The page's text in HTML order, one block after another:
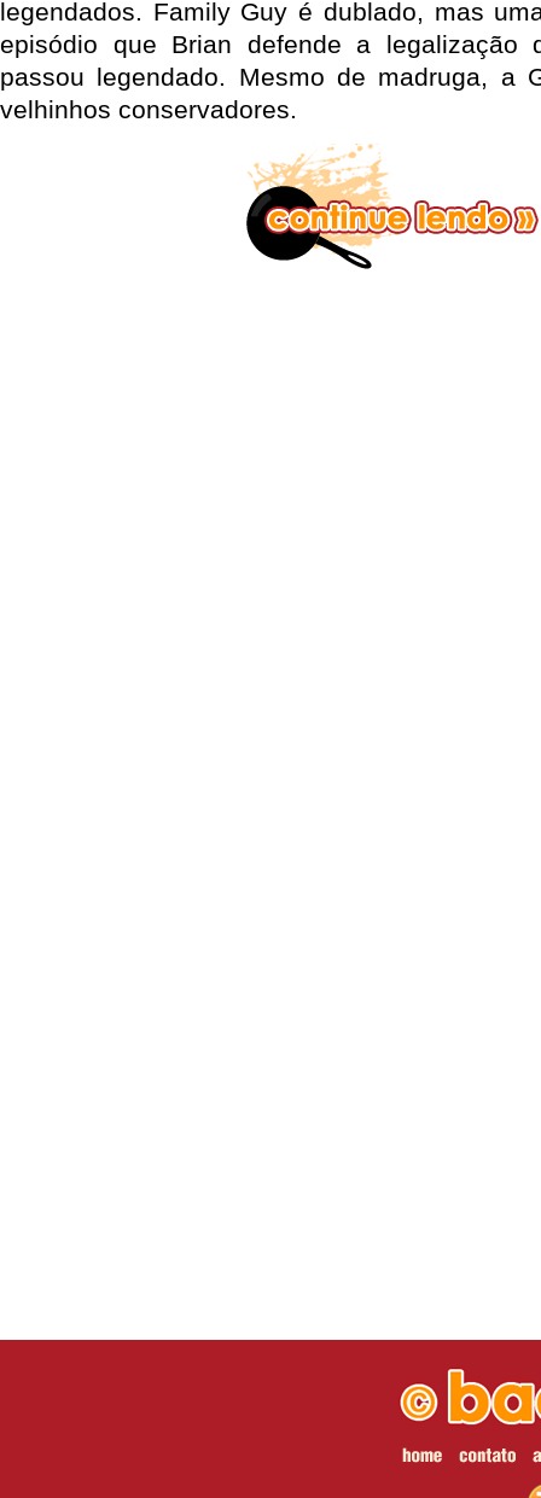
legendados. Family Guy é dublado, mas
episódio que Brian defende a legalização
passou legendado. Mesmo de madruga, a
velhinhos conservadores.